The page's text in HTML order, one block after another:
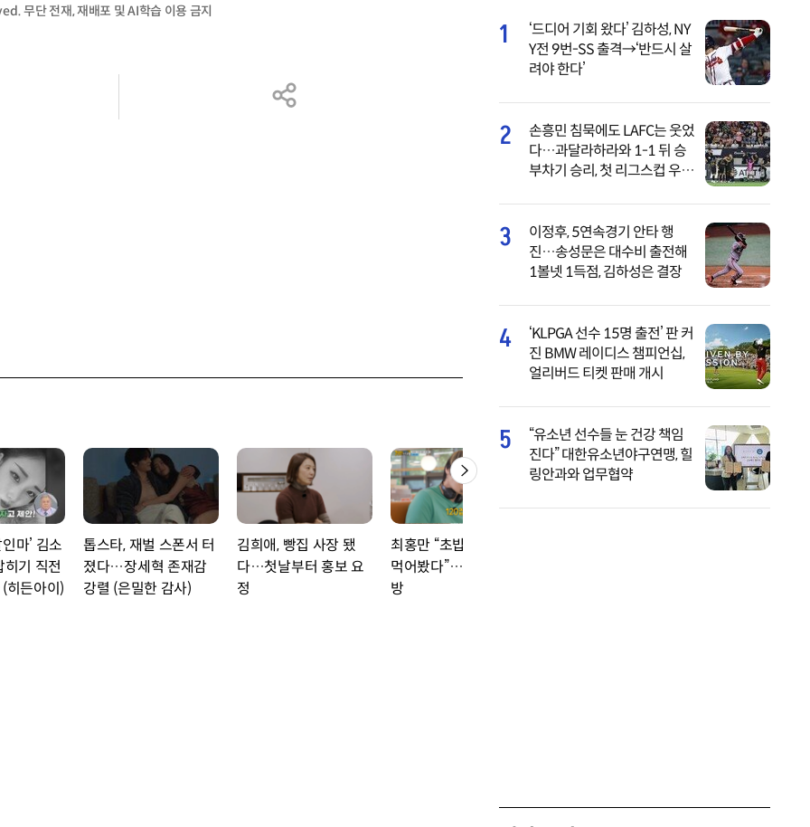
무단 전재, 재배포 및 AI학습 이용 금지
마’ 김소
히기 직전
히든아이)
톱스타, 재벌 스폰서 터
졌다…장세혁 존재감
강렬 (은밀한 감사)
김희애, 빵집 사장 됐
다…첫날부터 홍보 요
정
최홍만 “초밥 120접시
먹어봤다”…거인급 먹
방
1
‘드디어 기회 왔다’ 김하성, NY
Y전 9번-SS 출격→‘반드시 살
려야 한다’
2
손흥민 침묵에도 LAFC는 웃었
다…과달라하라와 1-1 뒤 승
부차기 승리, 첫 리그스컵 우승
3
이정후, 5연속경기 안타 행
진…송성문은 대수비 출전해
1볼넷 1득점, 김하성은 결장
4
‘KLPGA 선수 15명 출전’ 판 커
진 BMW 레이디스 챔피언십,
얼리버드 티켓 판매 개시
5
“유소년 선수들 눈 건강 책임
진다” 대한유소년야구연맹, 힐
링안과와 업무협약